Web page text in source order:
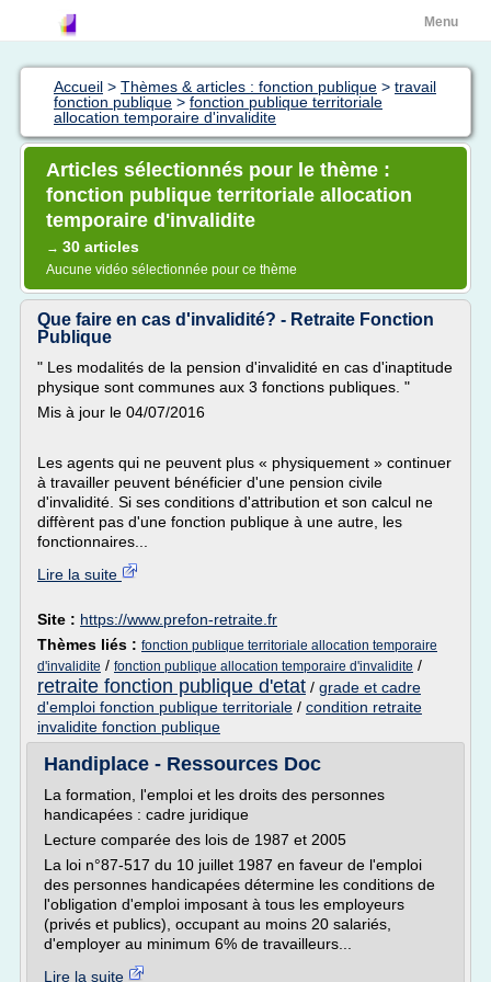
Menu
Accueil > Thèmes & articles : fonction publique > travail
fonction publique > fonction publique territoriale
allocation temporaire d'invalidite
Articles sélectionnés pour le thème :
fonction publique territoriale allocation
temporaire d'invalidite
→ 30 articles
Aucune vidéo sélectionnée pour ce thème
Que faire en cas d'invalidité? - Retraite Fonction
Publique
" Les modalités de la pension d'invalidité en cas d'inaptitude
physique sont communes aux 3 fonctions publiques. "
Mis à jour le 04/07/2016
Les agents qui ne peuvent plus « physiquement » continuer
à travailler peuvent bénéficier d'une pension civile
d'invalidité. Si ses conditions d'attribution et son calcul ne
diffèrent pas d'une fonction publique à une autre, les
fonctionnaires...
Lire la suite
Site : https://www.prefon-retraite.fr
Thèmes liés : fonction publique territoriale allocation temporaire
d'invalidite / fonction publique allocation temporaire d'invalidite /
retraite fonction publique d'etat / grade et cadre
d'emploi fonction publique territoriale / condition retraite
invalidite fonction publique
Handiplace - Ressources Doc
La formation, l'emploi et les droits des personnes
handicapées : cadre juridique
Lecture comparée des lois de 1987 et 2005
La loi n°87-517 du 10 juillet 1987 en faveur de l'emploi
des personnes handicapées détermine les conditions de
l'obligation d'emploi imposant à tous les employeurs
(privés et publics), occupant au moins 20 salariés,
d'employer au minimum 6% de travailleurs...
Lire la suite